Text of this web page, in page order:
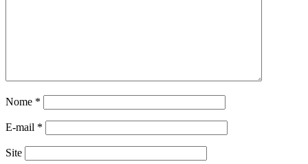
Nome *
E-mail *
Site